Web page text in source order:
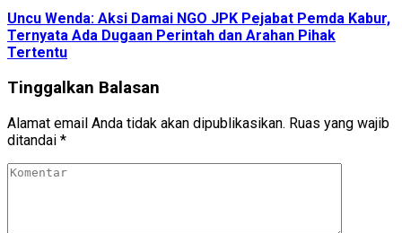
Uncu Wenda: Aksi Damai NGO JPK Pejabat Pemda Kabur,
Ternyata Ada Dugaan Perintah dan Arahan Pihak
Tertentu
Tinggalkan Balasan
Alamat email Anda tidak akan dipublikasikan. Ruas yang wajib
ditandai *